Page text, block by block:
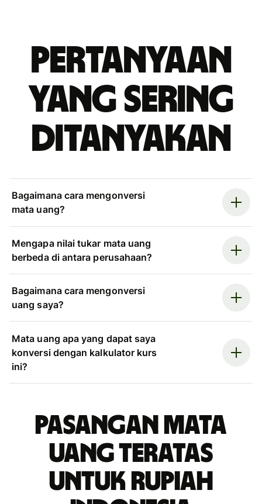
Pertanyaan
yang sering
ditanyakan
Bagaimana cara mengonversi
mata uang?
Mengapa nilai tukar mata uang
berbeda di antara perusahaan?
Bagaimana cara mengonversi
uang saya?
Mata uang apa yang dapat saya
konversi dengan kalkulator kurs
ini?
Pasangan mata
uang teratas
untuk rupiah